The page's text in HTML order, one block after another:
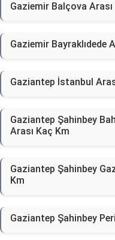
Gaziemir Balçova Arası
Gaziemir Bayraklıdede
Gaziantep İstanbul
Gaziantep Şahinbey
Arası Kaç Km
Gaziantep Şahinbey
Km
Gaziantep Şahinbey